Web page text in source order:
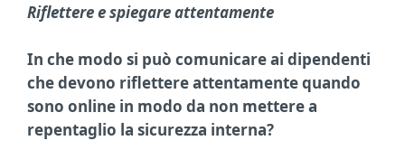
Riflettere e spiegare attentamente
In che modo si può comunicare ai dipendenti
che devono riflettere attentamente quando
sono online in modo da non mettere a
repentaglio la sicurezza interna?